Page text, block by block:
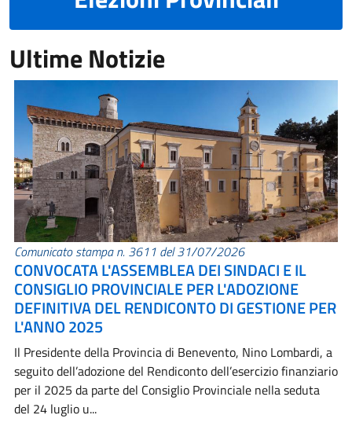
Ultime Notizie
Comunicato stampa n. 3611 del 31/07/2026
CONVOCATA L'ASSEMBLEA DEI SINDACI E IL
CONSIGLIO PROVINCIALE PER L'ADOZIONE
DEFINITIVA DEL RENDICONTO DI GESTIONE PER
L'ANNO 2025
Il Presidente della Provincia di Benevento, Nino Lombardi, a
seguito dell’adozione del Rendiconto dell’esercizio finanziario
per il 2025 da parte del Consiglio Provinciale nella seduta
del 24 luglio u...